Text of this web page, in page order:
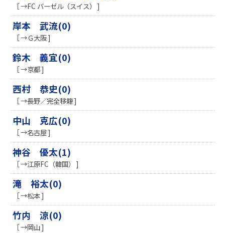
［ →FC バーゼル（スイス） ]
岸本 武流(0)
［ →Ｇ大阪 ]
鈴木 義宜(0)
［ →京都 ]
西村 恭史(0)
［ →長野／完全移籍 ]
中山 克広(0)
［ →名古屋 ]
神谷 優太(1)
［ →江原FC（韓国） ]
滝 裕太(0)
［ →松本 ]
竹内 涼(0)
［ →岡山 ]